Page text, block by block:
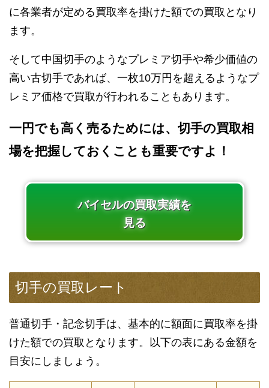
に各業者が定める買取率を掛けた額での買取となり
ます。
そして中国切手のようなプレミア切手や希少価値の
高い古切手であれば、一枚10万円を超えるようなプ
レミア価格で買取が行われることもあります。
一円でも高く売るためには、切手の買取相
場を把握しておくことも重要ですよ！
バイセルの買取実績を
見る
切手の買取レート
普通切手・記念切手は、基本的に額面に買取率を掛
けた額での買取となります。以下の表にある金額を
目安にしましょう。